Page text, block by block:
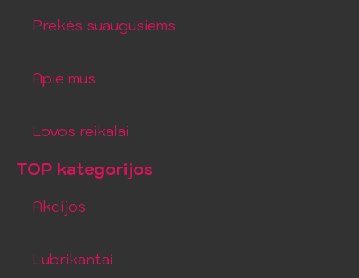
Prekės suaugusiems
Apie mus
Lovos reikalai
TOP kategorijos
Akcijos
Lubrikantai